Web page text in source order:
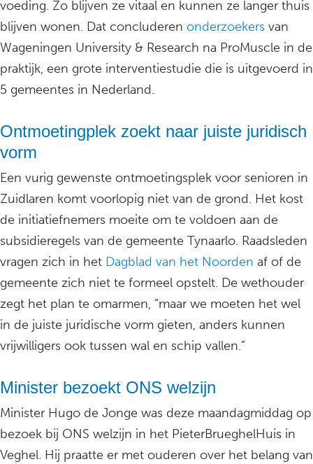
voeding. Zo blijven ze vitaal en kunnen ze langer thuis
blijven wonen. Dat concluderen onderzoekers van
Wageningen University & Research na ProMuscle in de
praktijk, een grote interventiestudie die is uitgevoerd in
5 gemeentes in Nederland.
Ontmoetingplek zoekt naar juiste juridisch
vorm
Een vurig gewenste ontmoetingsplek voor senioren in
Zuidlaren komt voorlopig niet van de grond. Het kost
de initiatiefnemers moeite om te voldoen aan de
subsidieregels van de gemeente Tynaarlo. Raadsleden
vragen zich in het Dagblad van het Noorden af of de
gemeente zich niet te formeel opstelt. De wethouder
zegt het plan te omarmen, “maar we moeten het wel
in de juiste juridische vorm gieten, anders kunnen
vrijwilligers ook tussen wal en schip vallen.”
Minister bezoekt ONS welzijn
Minister Hugo de Jonge was deze maandagmiddag op
bezoek bij ONS welzijn in het PieterBrueghelHuis in
Veghel. Hij praatte er met ouderen over het belang van